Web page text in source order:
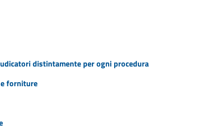
distintamente per ogni procedura
forniture